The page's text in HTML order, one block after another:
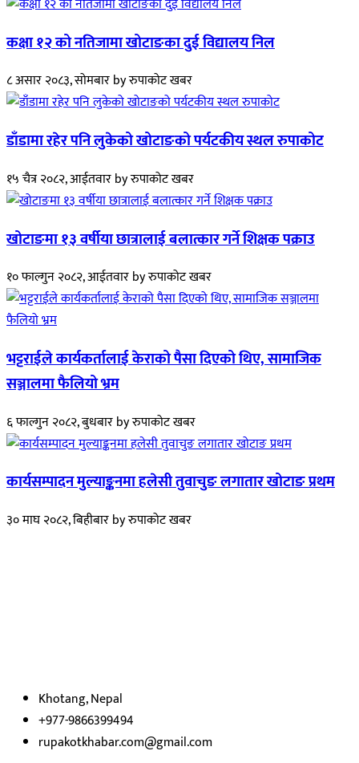
कक्षा १२ को नतिजामा खोटाङका दुई विद्यालय निल
८ असार २०८३, सोमबारbyरुपाकोट खबर
डाँडामा रहेर पनि लुकेको खोटाङको पर्यटकीय स्थल रुपाकोट
१५ चैत्र २०८२, आईतवारbyरुपाकोट खबर
खोटाङमा १३ वर्षीया छात्रालाई बलात्कार गर्ने शिक्षक पक्राउ
१० फाल्गुन २०८२, आईतवारbyरुपाकोट खबर
भट्टराईले कार्यकर्तालाई केराको पैसा दिएको थिए, सामाजिक
सञ्जालमा फैलियो भ्रम
६ फाल्गुन २०८२, बुधबारbyरुपाकोट खबर
कार्यसम्पादन मुल्याङ्कनमा हलेसी तुवाचुङ लगातार खोटाङ प्रथम
३० माघ २०८२, बिहीबारbyरुपाकोट खबर
Khotang, Nepal
+977-9866399494
rupakotkhabar.com@gmail.com